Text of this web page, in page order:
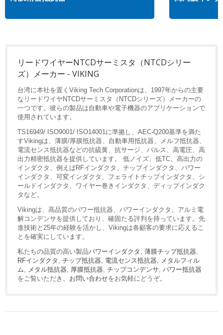
リードワイヤーNTCDサーミスタ（NTCDシリー
ズ）メーカー - VIKING
台湾に本社を置くViking Tech Corporationは、1997年からの主要
なリードワイヤNTCDサーミスタ（NTCDシリーズ）メーカーの
一つです。彼らの製品は自動車や電子機器のアプリケーションで
使用されています。
TS16949/ ISO9001/ ISO14001に準拠し、AEC-Q200基準を満た
すVikingは、薄膜/厚膜抵抗器、自動車用抵抗器、メルフ抵抗器、
電流センス抵抗器などの抗硫黄、抗サージ、パルス、高電圧、高
出力精密抵抗器を提供しています。 低ノイズ、低TC、高出力の
インダクタ、例えばRFインダクタ、チップインダクタ、パワー
インダクタ、可変インダクタ、フェライトチップインダクタ、シ
ールドインダクタ、ワイヤー巻きインダクタ、ディップインダク
タなど。
Vikingは、高品質のパワー抵抗器、パワーインダクタ、アルミ電
解コンデンサを提供しており、確固たる評判を持っています。先
進技術と25年の経験を活かし、Vikingは各顧客の要求に応えるこ
とを確実にしています。
私たちの品質の高い製品パワーインダクタ , 薄膜チップ抵抗器,
RFインダクタ , チップ抵抗器, 電流センス抵抗器, メタルフィル
ム, メタル抵抗器, 厚膜抵抗器, チップコンデンサ, パワー抵抗器
をご覧いただき、 お問い合わせをお気軽にどうぞ。